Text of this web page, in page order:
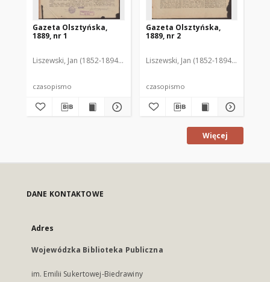
Gazeta Olsztyńska,
1889, nr 1
Liszewski, Jan (1852-1894). Red.
czasopismo
Gazeta Olsztyńska,
1889, nr 2
Liszewski, Jan (1852-1894). Red.
czasopismo
Więcej
DANE KONTAKTOWE
Adres
Wojewódzka Biblioteka Publiczna
im. Emilii Sukertowej-Biedrawiny